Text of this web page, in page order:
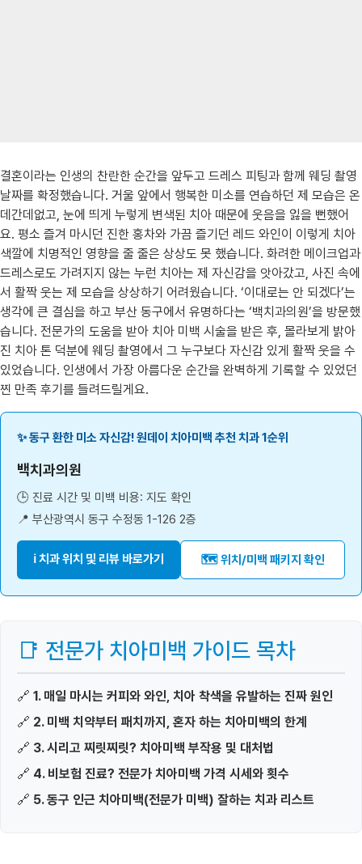
결혼이라는 인생의 찬란한 순간을 앞두고 드레스 피팅과 함께 웨딩 촬영
날짜를 확정했습니다. 거울 앞에서 행복한 미소를 연습하던 제 모습은 온
데간데없고, 눈에 띄게 누렇게 변색된 치아 때문에 웃음을 잃을 뻔했어
요. 평소 즐겨 마시던 진한 홍차와 가끔 즐기던 레드 와인이 이렇게 치아
색깔에 치명적인 영향을 줄 줄은 상상도 못 했습니다. 화려한 메이크업과
드레스로도 가려지지 않는 누런 치아는 제 자신감을 앗아갔고, 사진 속에
서 활짝 웃는 제 모습을 상상하기 어려웠습니다. ‘이대로는 안 되겠다’는
생각에 큰 결심을 하고 부산 동구에서 유명하다는 ‘백치과의원’을 방문했
습니다. 전문가의 도움을 받아 치아 미백 시술을 받은 후, 몰라보게 밝아
진 치아 톤 덕분에 웨딩 촬영에서 그 누구보다 자신감 있게 활짝 웃을 수
있었습니다. 인생에서 가장 아름다운 순간을 완벽하게 기록할 수 있었던
찐 만족 후기를 들려드릴게요.
✨ 동구 환한 미소 자신감! 원데이 치아미백 추천 치과 1순위
백치과의원
🕒 진료 시간 및 미백 비용: 지도 확인
📍 부산광역시 동구 수정동 1-126 2층
ℹ️ 치과 위치 및 리뷰 바로가기 🗺️ 위치/미백 패키지 확인
📑 전문가 치아미백 가이드 목차
🔗 1. 매일 마시는 커피와 와인, 치아 착색을 유발하는 진짜 원인
🔗 2. 미백 치약부터 패치까지, 혼자 하는 치아미백의 한계
🔗 3. 시리고 찌릿찌릿? 치아미백 부작용 및 대처법
🔗 4. 비보험 진료? 전문가 치아미백 가격 시세와 횟수
🔗 5. 동구 인근 치아미백(전문가 미백) 잘하는 치과 리스트